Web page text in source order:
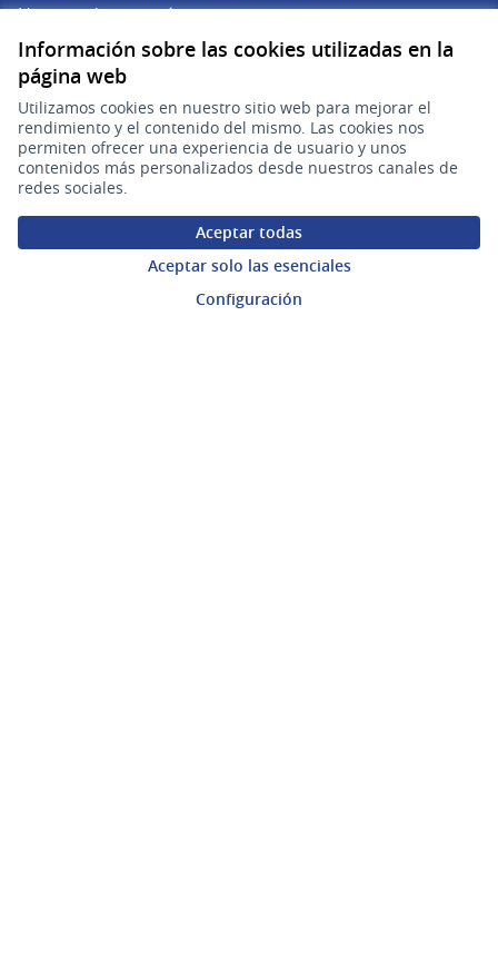
Información sobre las cookies utilizadas en la
página web
Utilizamos cookies en nuestro sitio web para mejorar el
rendimiento y el contenido del mismo. Las cookies nos
permiten ofrecer una experiencia de usuario y unos
contenidos más personalizados desde nuestros canales de
redes sociales.
Aceptar todas
Aceptar solo las esenciales
Configuración
Horario de atención:
Lunes a viernes de 9:30 a 17:30 hs.
Plataforma de Participación Ciudadana Digital en X
(Enlace externo)
Plataforma de Participación Ciudadana Digital en Facebook
(Enlace externo)
(Enlace externo)
Participá
Inicio
Procesos
Ámbitos Participativos